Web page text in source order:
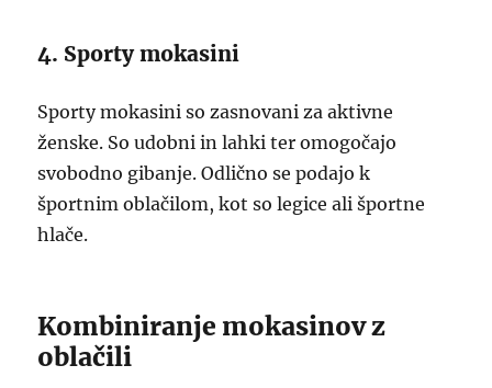
4. Sporty mokasini
Sporty mokasini so zasnovani za aktivne
ženske. So udobni in lahki ter omogočajo
svobodno gibanje. Odlično se podajo k
športnim oblačilom, kot so legice ali športne
hlače.
Kombiniranje mokasinov z
oblačili